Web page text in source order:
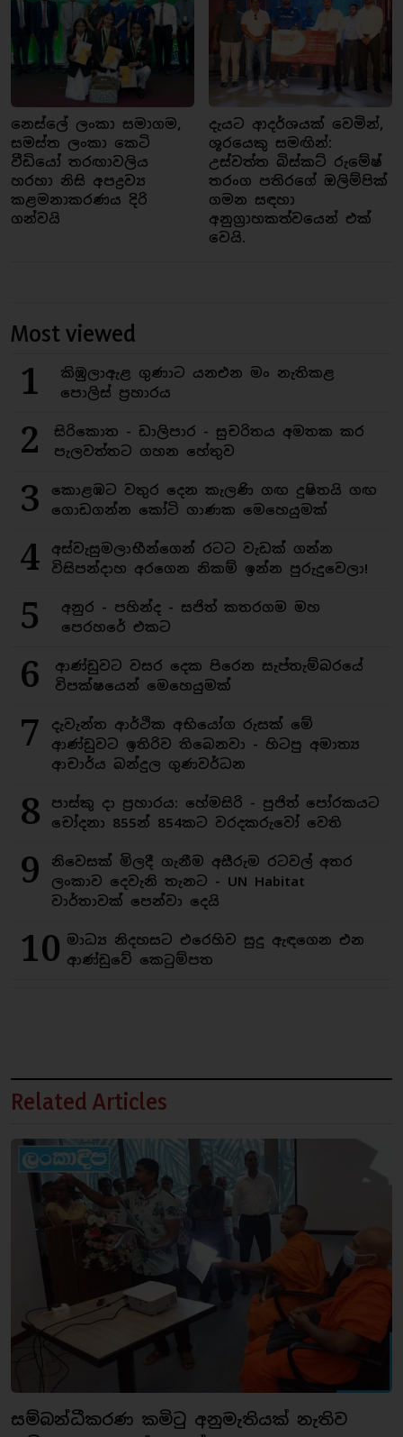
නෙස්ලේ ලංකා සමාගම,
සමස්ත ලංකා කෙටි
වීඩියෝ තරඟාවලිය
හරහා නිසි අපද්‍රව්‍ය
කළමනාකරණය දිරි
ගන්වයි
දැයට ආදර්ශයක් වෙමින්,
ශූරයෙකු සමඟින්:
උස්වත්ත බිස්කට් රුමේෂ්
තරංග පතිරගේ ඔලිම්පික්
ගමන සඳහා
අනුග්‍රාහකත්වයෙන් එක්
වෙයි.
Most viewed
1
කිඹුලාඇළ ගුණාට යනඑන මං නැතිකළ
පොලිස් ප්‍රහාරය
2
සිරිකොත - ඩාලිපාර - සුචරිතය අමතක කර
පැලවත්තට ගහන හේතුව
3
කොළඹට වතුර දෙන කැලණි ගඟ දුෂිතයි ගඟ
ගොඩගන්න කෝටි ගාණක මෙහෙයුමක්
4
අස්වැසුමලාභීන්ගෙන් රටට වැඩක් ගන්න
විසිපන්දාහ අරගෙන නිකම් ඉන්න පුරුදුවෙලා!
5
අනුර - පහින්ද - සජිත් කතරගම මහ
පෙරහරේ එකට
6
ආණ්ඩුවට වසර දෙක පිරෙන සැප්තැම්බරයේ
විපක්ෂයෙන් මෙහෙයුමක්
7
දැවැන්ත ආර්ථික අභියෝග රුසක් මේ
ආණ්ඩුවට ඉතිරිව තිබෙනවා - හිටපු අමාත්‍ය
ආචාර්ය බන්දුල ගුණවර්ධන
8
පාස්කු දා ප්‍රහාරය: හේමසිරි - පූජිත් පෝරකයට
චෝදනා 855න් 854කට වරදකරුවෝ වෙති
9
නිවෙසක් මිලදී ගැනීම අසීරුම රටවල් අතර
ලංකාව දෙවැනි තැනට - UN Habitat
වාර්තාවක් පෙන්වා දෙයි
10 මාධ්‍ය නිදහසට එරෙහිව සුදු ඇඳගෙන එන
ආණ්ඩුවේ කෙටුම්පත
Related Articles
සම්බන්ධීකරණ කමිටු අනුමැතියක් නැතිව